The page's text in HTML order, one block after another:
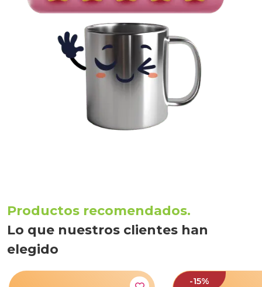
Productos recomendados.
Lo que nuestros clientes han
elegido
-15%